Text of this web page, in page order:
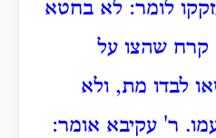
לומר: לא בחטא
קרח שהצו על
לבדו מת, ולא
ר' עקיבא אומר: